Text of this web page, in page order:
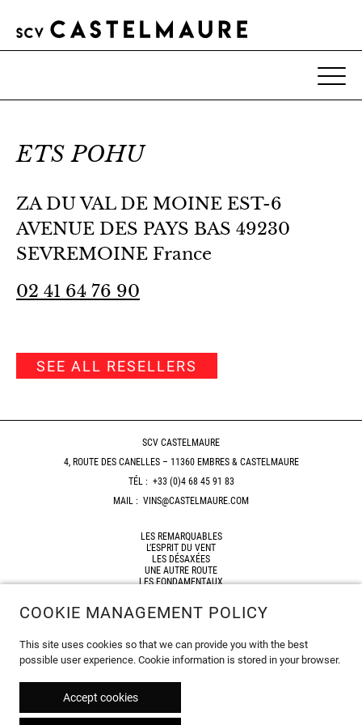
ETS POHU
ZA DU VAL DE MOINE EST-6
AVENUE DES PAYS BAS 49230
SEVREMOINE France
02 41 64 76 90
SEE ALL RESELLERS
SCV CASTELMAURE
4, ROUTE DES CANELLES – 11360 EMBRES & CASTELMAURE
TÉL : +33 (0)4 68 45 91 83
MAIL : VINS@CASTELMAURE.COM
LES REMARQUABLES
L’ESPRIT DU VENT
LES DÉSAXÉES
UNE AUTRE ROUTE
LES FONDAMENTAUX
RESELLERS
SITEMAP
LEGAL NOTICES
COOKIE MANAGEMENT POLICY
This site uses cookies so that we can provide you with the best
possible user experience. Cookie information is stored in your browser.
Accept cookies